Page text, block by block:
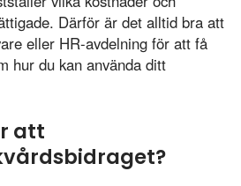
Därför är det alltid bra att
eller HR-avdelning för att få
hur du kan använda ditt
att